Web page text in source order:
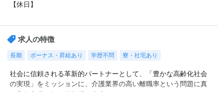
【休日】
求人の特徴
長期 ボーナス・昇給あり 学歴不問 寮・社宅あり
社会に信頼される革新的パートナーとして、「豊かな高齢化社会
の実現」をミッションに、介護業界の高い離職率という問題に真